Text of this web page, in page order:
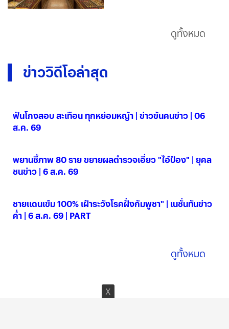
ดูทั้งหมด
ข่าววิดีโอล่าสุด
ฟันโกงสอบ สะเทือน ทุกหย่อมหญ้า | ข่าวข้นคนข่าว | 06
ส.ค. 69
พยานชี้ภาพ 80 ราย ขยายผลตำรวจเอี่ยว "ไอ้ป๋อง" | ยุคล
ชนข่าว | 6 ส.ค. 69
ชายแดนเข้ม 100% เฝ้าระวังโรคฝั่งกัมพูชา" | เนชั่นทันข่าว
ค่ำ | 6 ส.ค. 69 | PART
ดูทั้งหมด